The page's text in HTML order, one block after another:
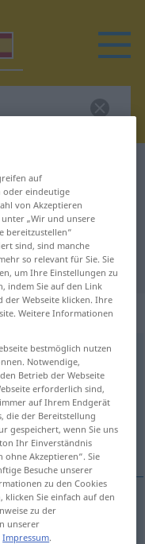
für
>
antippen)
auf
oder eindeutige
von Akzeptieren
„Wir und unsere
bereitzustellen“
sind, sind manche
so relevant für Sie. Sie
um Ihre Einstellungen zu
indem Sie auf den Link
der Webseite klicken. Ihre
Weitere Informationen
bestmöglich nutzen
Notwendige,
Betrieb der Webseite
erforderlich sind,
auf Ihrem Endgerät
die der Bereitstellung
gespeichert, wenn Sie uns
Ihr Einverständnis
ohne Akzeptieren“. Sie
Besuche unserer
zu den Cookies
Sie einfach auf den
zu der
unserer
Impressum.